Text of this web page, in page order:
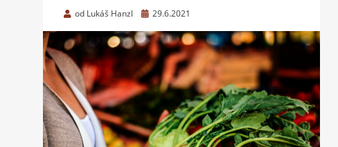
od Lukáš Hanzl
Zveřejněno
29.6.2021